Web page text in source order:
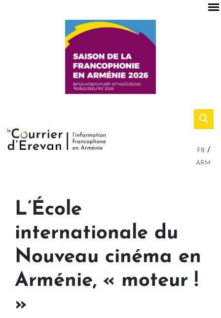
FR
ARM
L’École
internationale du
Nouveau cinéma en
Arménie, « moteur !
»